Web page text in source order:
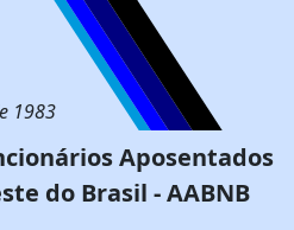
1983
Aposentados
do Brasil - AABNB